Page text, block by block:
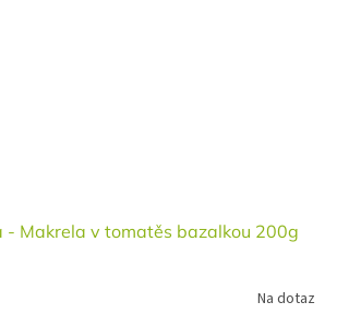
- Makrela v tomatěs bazalkou 200g
Na dotaz